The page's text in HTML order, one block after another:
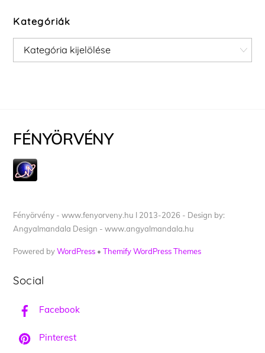
Kategóriák
Kategóriák
FÉNYÖRVÉNY
Fényörvény - www.fenyorveny.hu I 2013-2026 - Design by:
Angyalmandala Design - www.angyalmandala.hu
Powered byWordPress •Themify WordPress Themes
Social
Facebook
Pinterest